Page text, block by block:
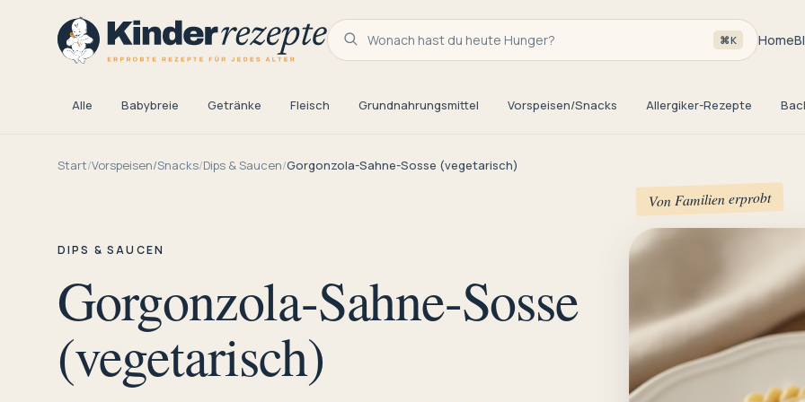
Wonach hast du heute Hunger? ⌘K Home
Alle Babybreie Getränke Fleisch Grundnahrungsmittel Vorspeisen/Snacks Allergiker-Rezepte
Start/Vorspeisen/Snacks/Dips & Saucen/Gorgonzola-Sahne-Sosse (vegetarisch)
DIPS & SAUCEN
Gorgonzola-Sahne-Sosse
(vegetarisch)
Von Familien erprobt